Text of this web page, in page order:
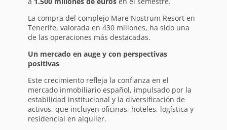
La compra del complejo Mare Nostrum Resort en
Tenerife, valorada en 430 millones, ha sido una
de las operaciones más destacadas.
Un mercado en auge y con perspectivas
positivas
Este crecimiento refleja la confianza en el
mercado inmobiliario español, impulsado por la
estabilidad institucional y la diversificación de
activos, que incluyen oficinas, hoteles, logística y
residencial en alquiler.